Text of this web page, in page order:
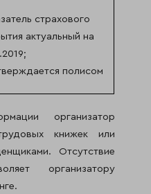
страхового
актуальный на
полисом
организатор
книжек или
Отсутствие
организатору